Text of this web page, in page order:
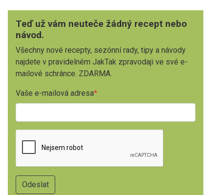
Teď už vám neuteče žádný recept nebo
návod.
Všechny nové recepty, sezónní rady, tipy a návody
najdete v pravidelném JakTak zpravodaji ve své e-
mailové schránce. ZDARMA.
Vaše e-mailová adresa